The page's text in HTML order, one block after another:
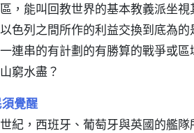
，能叫回教世界的基本教義派坐視
色列之間所作的利益交換到底為的
連串的有計劃的有勝算的戰爭或區
窮水盡？
覺醒
紀，西班牙、葡萄牙與英國的艦隊